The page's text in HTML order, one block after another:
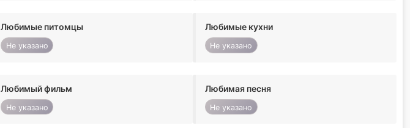
Любимые питомцы
Не указано
Любимые кухни
Не указано
Любимый фильм
Не указано
Любимая песня
Не указано